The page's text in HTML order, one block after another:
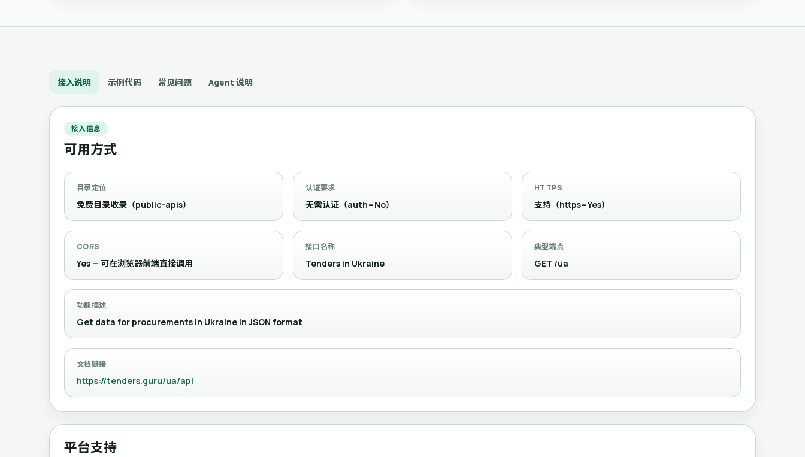
接入说明 示例代码 常见问题 Agent 说明
接入信息
可用方式
目录定位
免费目录收录（public-apis）
认证要求
无需认证（auth=No）
HTTPS
支持（https=Yes）
CORS
Yes — 可在浏览器前端直接调用
接口名称
Tenders in Ukraine
典型端点
GET /ua
功能描述
Get data for procurements in Ukraine in JSON format
文档链接
https://tenders.guru/ua/api
平台支持